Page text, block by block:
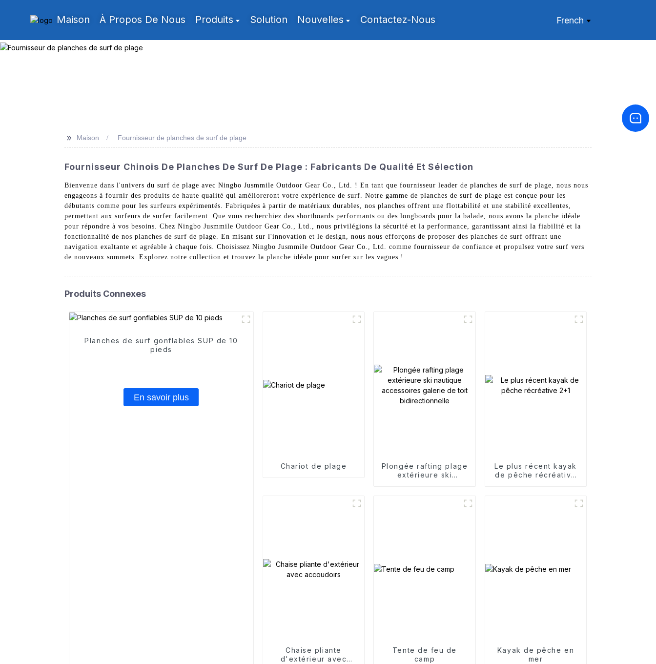
Maison À Propos De Nous Produits Solution Nouvelles Contactez-Nous French
>> Maison Fournisseur de planches de surf de plage
Fournisseur Chinois De Planches De Surf De Plage : Fabricants De Qualité Et Sélection
Bienvenue dans l'univers du surf de plage avec Ningbo Jusmmile Outdoor Gear Co., Ltd. ! En tant que fournisseur leader de planches de surf de plage, nous nous
engageons à fournir des produits de haute qualité qui amélioreront votre expérience de surf. Notre gamme de planches de surf de plage est conçue pour les
débutants comme pour les surfeurs expérimentés. Fabriquées à partir de matériaux durables, nos planches offrent une flottabilité et une stabilité excellentes,
permettant aux surfeurs de surfer facilement. Que vous recherchiez des shortboards performants ou des longboards pour la balade, nous avons la planche idéale
pour répondre à vos besoins. Chez Ningbo Jusmmile Outdoor Gear Co., Ltd., nous privilégions la sécurité et la performance, garantissant ainsi la fiabilité et la
fonctionnalité de nos planches de surf de plage. En misant sur l'innovation et le design, nous nous efforçons de proposer des planches de surf offrant une
navigation exaltante et agréable à chaque fois. Choisissez Ningbo Jusmmile Outdoor Gear Co., Ltd. comme fournisseur de confiance et propulsez votre surf vers
de nouveaux sommets. Explorez notre collection et trouvez la planche idéale pour surfer sur les vagues !
Produits Connexes
Planches de surf gonflables SUP de 10
pieds
En savoir plus
Chariot de plage
Plongée rafting plage
extérieure ski
Le plus récent kayak
de pêche récréative
Chaise pliante
d'extérieur avec
Tente de feu de
camp
Kayak de pêche en
mer